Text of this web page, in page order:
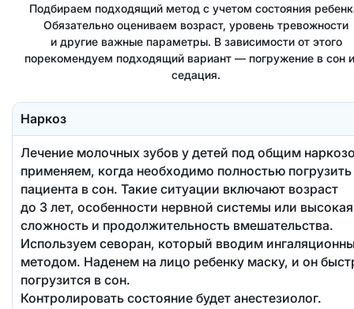
Подбираем подходящий метод с учетом состояния
Обязательно оцениваем возраст, уровень тревожности
и другие важные параметры. В зависимости от этого
порекомендуем подходящий вариант — погружение в сон
седация.
Наркоз
Лечение молочных зубов у детей под общим
применяем, когда необходимо полностью погрузить
пациента в сон. Такие ситуации включают возраст
до 3 лет, особенности нервной системы или высокая
сложность и продолжительность вмешательства.
Используем севоран, который вводим
методом. Наденем на лицо ребенку маску, и он
погрузится в сон.
Контролировать состояние будет анестезиолог.